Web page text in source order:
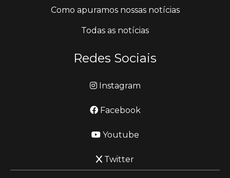
Como apuramos nossas notícias
Todas as notícias
Redes Sociais
Instagram
Facebook
Youtube
Twitter